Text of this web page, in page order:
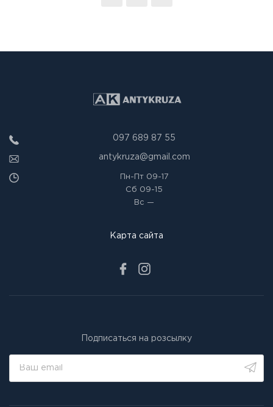
097 689 87 55
antykruza@gmail.com
Пн-Пт09-17
Сб 09-15
Вс —
Карта сайта
Подписаться на розсылку